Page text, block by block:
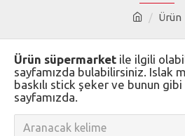
Ürün
Ürün süpermarket ile ilgili
sayfamızda bulabilirsiniz. Islak
baskılı stick şeker ve bunun
sayfamızda.